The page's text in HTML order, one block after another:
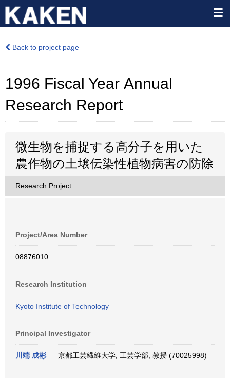
Back to project page
1996 Fiscal Year Annual
Research Report
微生物を捕捉する高分子を用いた
農作物の土壌伝染性植物病害の防除
Research Project
Project/Area Number
08876010
Research Institution
Kyoto Institute of Technology
Principal Investigator
川端 成彬 京都工芸繊維大学, 工芸学部, 教授 (70025998)